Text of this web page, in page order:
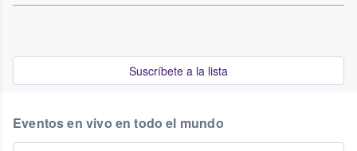
Suscríbete a la lista
Eventos en vivo en todo el mundo